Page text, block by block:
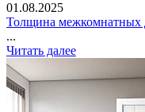
01.08.2025
Толщина межкомнатных
...
Читать далее